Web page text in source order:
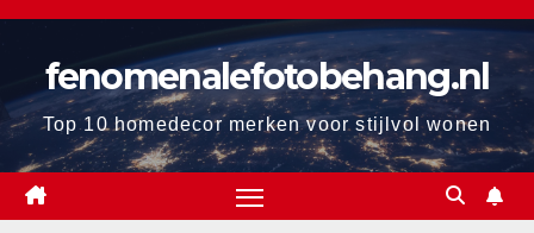
Ga
inhoud
fenomenalefotobehang.nl
Top 10 homedecor merken voor stijlvol wonen